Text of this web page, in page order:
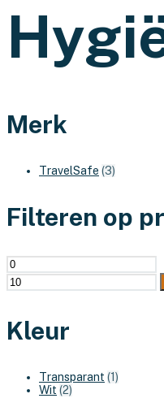
Merk
TravelSafe (3)
Filteren op
Min.
prijs
Kleur
Transparant (1)
Wit (2)